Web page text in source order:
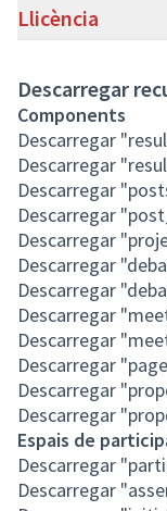
Llicència
Descarregar
Components
Descarregar
Descarregar
Descarregar
Descarregar
Descarregar
Descarregar
Descarregar
Descarregar
Descarregar
Descarregar
Descarregar
Descarregar
Espais de
Descarregar
Descarregar